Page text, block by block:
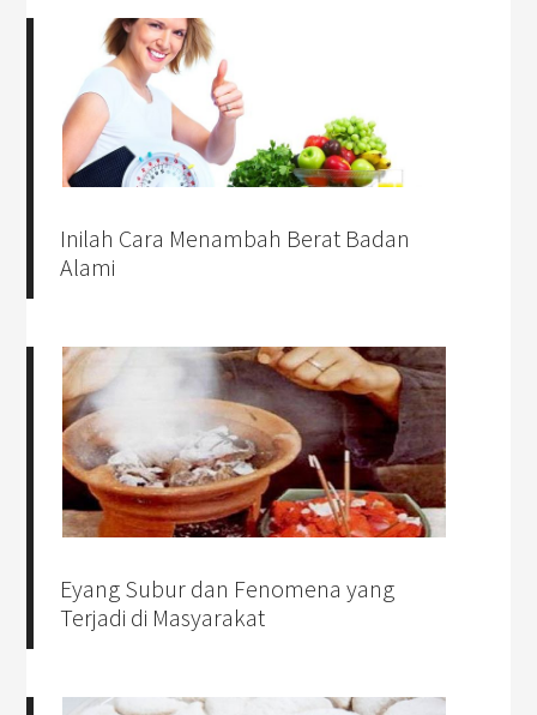
Inilah Cara Menambah Berat Badan
Alami
Eyang Subur dan Fenomena yang
Terjadi di Masyarakat